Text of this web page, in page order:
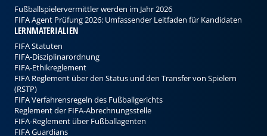
Fußballspielervermittler werden im Jahr 2026
FIFA Agent Prüfung 2026: Umfassender Leitfaden für Kandidaten
LERNMATERIALIEN
FIFA Statuten
FIFA-Disziplinarordnung
FIFA-Ethikreglement
FIFA Reglement über den Status und den Transfer von Spielern
(RSTP)
FIFA Verfahrensregeln des Fußballgerichts
Reglement der FIFA-Abrechnungsstelle
FIFA-Reglement über Fußballagenten
FIFA Guardians